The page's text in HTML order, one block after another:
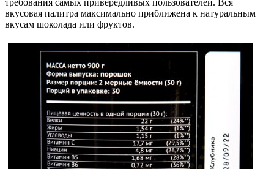
вкусовая палитра максимально приближена к натуральным
вкусам шоколада или фруктов.